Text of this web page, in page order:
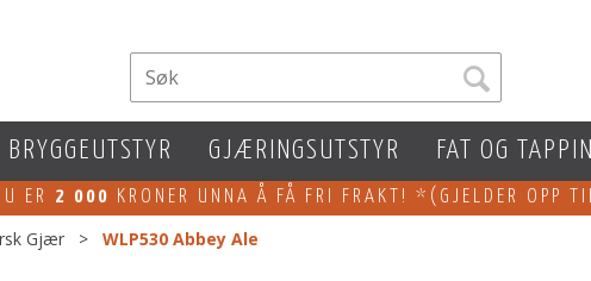
BRYGGEUTSTYR GJÆRINGSUTSTYR FAT OG
ER 2 000 KRONER UNNA Å FÅ FRI FRAKT! *(GJELDER OPP
Gjær > WLP530 Abbey Ale